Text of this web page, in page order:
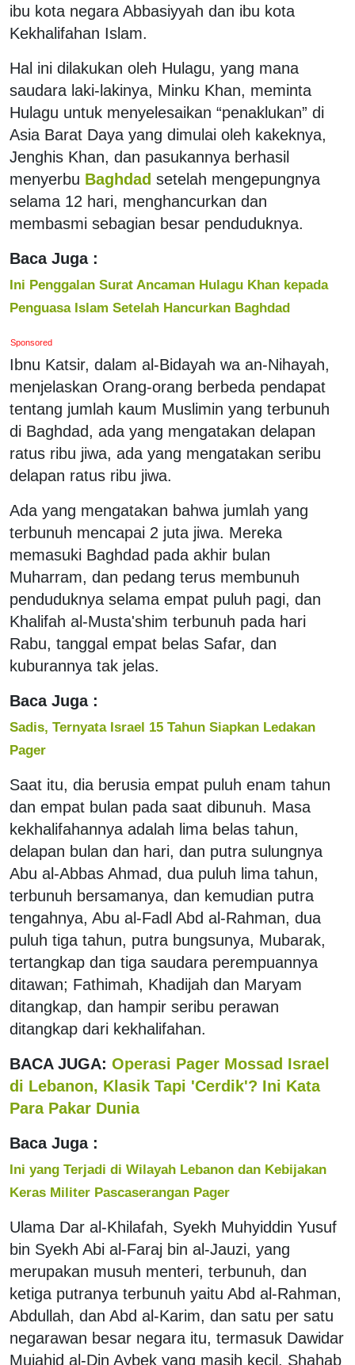
ibu kota negara Abbasiyyah dan ibu kota
Kekhalifahan Islam.
Hal ini dilakukan oleh Hulagu, yang mana
saudara laki-lakinya, Minku Khan, meminta
Hulagu untuk menyelesaikan “penaklukan” di
Asia Barat Daya yang dimulai oleh kakeknya,
Jenghis Khan, dan pasukannya berhasil
menyerbu Baghdad setelah mengepungnya
selama 12 hari, menghancurkan dan
membasmi sebagian besar penduduknya.
Baca Juga :
Ini Penggalan Surat Ancaman Hulagu Khan kepada
Penguasa Islam Setelah Hancurkan Baghdad
Sponsored
Ibnu Katsir, dalam al-Bidayah wa an-Nihayah,
menjelaskan Orang-orang berbeda pendapat
tentang jumlah kaum Muslimin yang terbunuh
di Baghdad, ada yang mengatakan delapan
ratus ribu jiwa, ada yang mengatakan seribu
delapan ratus ribu jiwa.
Ada yang mengatakan bahwa jumlah yang
terbunuh mencapai 2 juta jiwa. Mereka
memasuki Baghdad pada akhir bulan
Muharram, dan pedang terus membunuh
penduduknya selama empat puluh pagi, dan
Khalifah al-Musta'shim terbunuh pada hari
Rabu, tanggal empat belas Safar, dan
kuburannya tak jelas.
Baca Juga :
Sadis, Ternyata Israel 15 Tahun Siapkan Ledakan
Pager
Saat itu, dia berusia empat puluh enam tahun
dan empat bulan pada saat dibunuh. Masa
kekhalifahannya adalah lima belas tahun,
delapan bulan dan hari, dan putra sulungnya
Abu al-Abbas Ahmad, dua puluh lima tahun,
terbunuh bersamanya, dan kemudian putra
tengahnya, Abu al-Fadl Abd al-Rahman, dua
puluh tiga tahun, putra bungsunya, Mubarak,
tertangkap dan tiga saudara perempuannya
ditawan; Fathimah, Khadijah dan Maryam
ditangkap, dan hampir seribu perawan
ditangkap dari kekhalifahan.
BACA JUGA: Operasi Pager Mossad Israel
di Lebanon, Klasik Tapi 'Cerdik'? Ini Kata
Para Pakar Dunia
Baca Juga :
Ini yang Terjadi di Wilayah Lebanon dan Kebijakan
Keras Militer Pascaserangan Pager
Ulama Dar al-Khilafah, Syekh Muhyiddin Yusuf
bin Syekh Abi al-Faraj bin al-Jauzi, yang
merupakan musuh menteri, terbunuh, dan
ketiga putranya terbunuh yaitu Abd al-Rahman,
Abdullah, dan Abd al-Karim, dan satu per satu
negarawan besar negara itu, termasuk Dawidar
Mujahid al-Din Aybek yang masih kecil, Shahab